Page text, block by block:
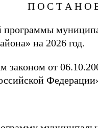
Е Н И Е №
на 2026 год.
законом от